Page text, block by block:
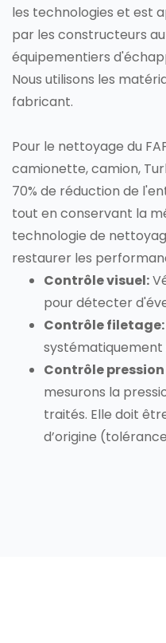
les technologies et est
par les constructeurs
équipementiers
Nous utilisons les
fabricant.
Pour le nettoyage du
camionette, camion,
70% de réduction de
tout en conservant la
technologie de
restaurer les
Contrôle visuel:
pour détecter
Contrôle filetage:
Contrôle
mesurons la
traités. Elle doit
d’origine (tolérance